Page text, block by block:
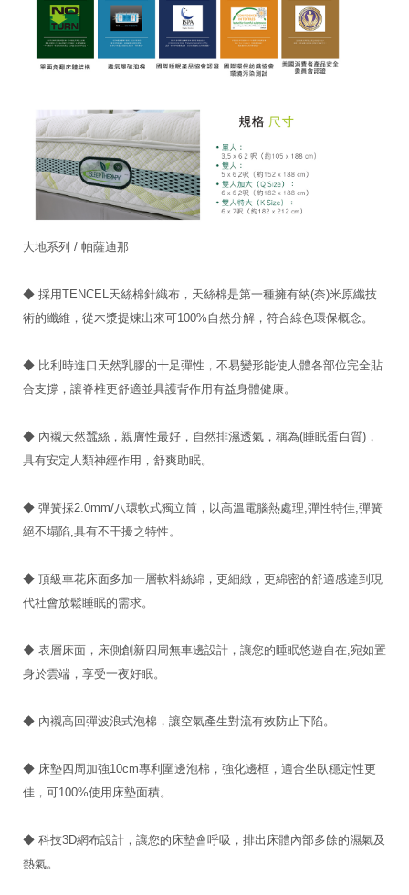
大地系列 / 帕薩迪那
◆ 採用TENCEL天絲棉針織布，天絲棉是第一種擁有納(奈)米原纖技
術的纖維，從木漿提煉出來可100%自然分解，符合綠色環保概念。
◆ 比利時進口天然乳膠的十足彈性，不易變形能使人體各部位完全貼
合支撐，讓脊椎更舒適並具護背作用有益身體健康。
◆ 內襯天然蠶絲，親膚性最好，自然排濕透氣，稱為(睡眠蛋白質)，
具有安定人類神經作用，舒爽助眠。
◆ 彈簧採2.0mm/八環軟式獨立筒，以高溫電腦熱處理,彈性特佳,彈簧
絕不塌陷,具有不干擾之特性。
◆ 頂級車花床面多加一層軟料絲綿，更細緻，更綿密的舒適感達到現
代社會放鬆睡眠的需求。
◆ 表層床面，床側創新四周無車邊設計，讓您的睡眠悠遊自在,宛如置
身於雲端，享受一夜好眠。
◆ 內襯高回彈波浪式泡棉，讓空氣產生對流有效防止下陷。
◆ 床墊四周加強10cm專利圍邊泡棉，強化邊框，適合坐臥穩定性更
佳，可100%使用床墊面積。
◆ 科技3D網布設計，讓您的床墊會呼吸，排出床體內部多餘的濕氣及
熱氣。